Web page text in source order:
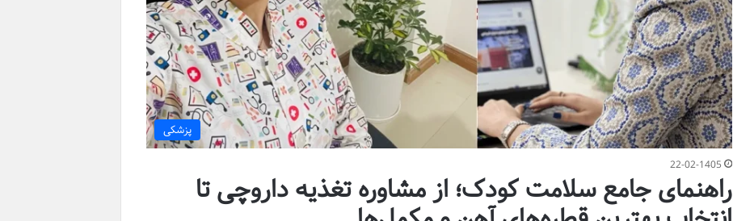
پزشکی
22-02-1405
راهنمای جامع سلامت کودک؛ از مشاوره تغذیه داروچی تا